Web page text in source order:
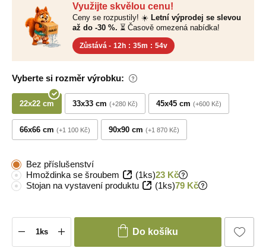
Využijte skvělou cenu!
Ceny se rozpustily! ☀️ Letní výprodej se slevou
až do -30 %. ⏳ Časově omezená nabídka!
Zůstává - 12h : 35m : 53v
Vyberte si rozměr výrobku:
22x22 cm 33x33 cm +280 Kč 45x45 cm +600 Kč
66x66 cm +1 100 Kč 90x90 cm +1 870 Kč
Bez příslušenství
Hmoždinka se šroubem
(1ks)23 Kč
Stojan na vystavení produktu
(1ks)79 Kč
Do košíku